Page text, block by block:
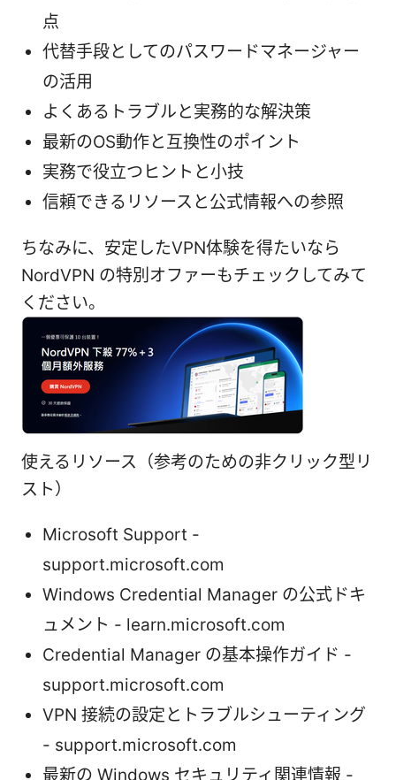
点
代替手段としてのパスワードマネージャー
の活用
よくあるトラブルと実務的な解決策
最新のOS動作と互換性のポイント
実務で役立つヒントと小技
信頼できるリソースと公式情報への参照
ちなみに、安定したVPN体験を得たいなら
NordVPN の特別オファーもチェックしてみて
ください。
使えるリソース（参考のための非クリック型リ
スト）
Microsoft Support -
support.microsoft.com
Windows Credential Manager の公式ドキ
ュメント - learn.microsoft.com
Credential Manager の基本操作ガイド -
support.microsoft.com
VPN 接続の設定とトラブルシューティング
- support.microsoft.com
最新の Windows セキュリティ関連情報 -